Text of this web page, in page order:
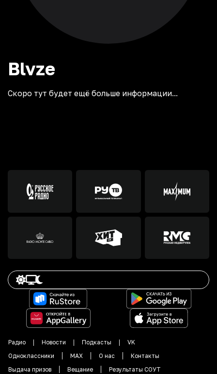
Blvze
Скоро тут будет ещё больше информации...
Радио Новости Подкасты
VK
Одноклассники
MAX О нас
Контакты
Выдача призов
Вещание Результаты СОУТ